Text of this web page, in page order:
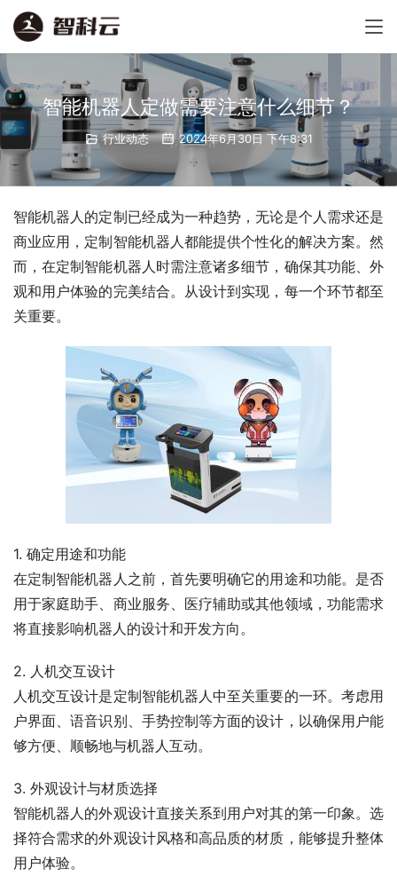
智能机器人定做需要注意什么细节？
行业动态 2024年6月30日 下午8:31
智能机器人的定制已经成为一种趋势，无论是个人需求还是
商业应用，定制智能机器人都能提供个性化的解决方案。然
而，在定制智能机器人时需注意诸多细节，确保其功能、外
观和用户体验的完美结合。从设计到实现，每一个环节都至
关重要。
1. 确定用途和功能
在定制智能机器人之前，首先要明确它的用途和功能。是否
用于家庭助手、商业服务、医疗辅助或其他领域，功能需求
将直接影响机器人的设计和开发方向。
2. 人机交互设计
人机交互设计是定制智能机器人中至关重要的一环。考虑用
户界面、语音识别、手势控制等方面的设计，以确保用户能
够方便、顺畅地与机器人互动。
3. 外观设计与材质选择
智能机器人的外观设计直接关系到用户对其的第一印象。选
择符合需求的外观设计风格和高品质的材质，能够提升整体
用户体验。